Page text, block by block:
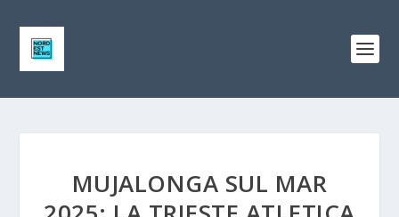
MUJALONGA SUL MAR